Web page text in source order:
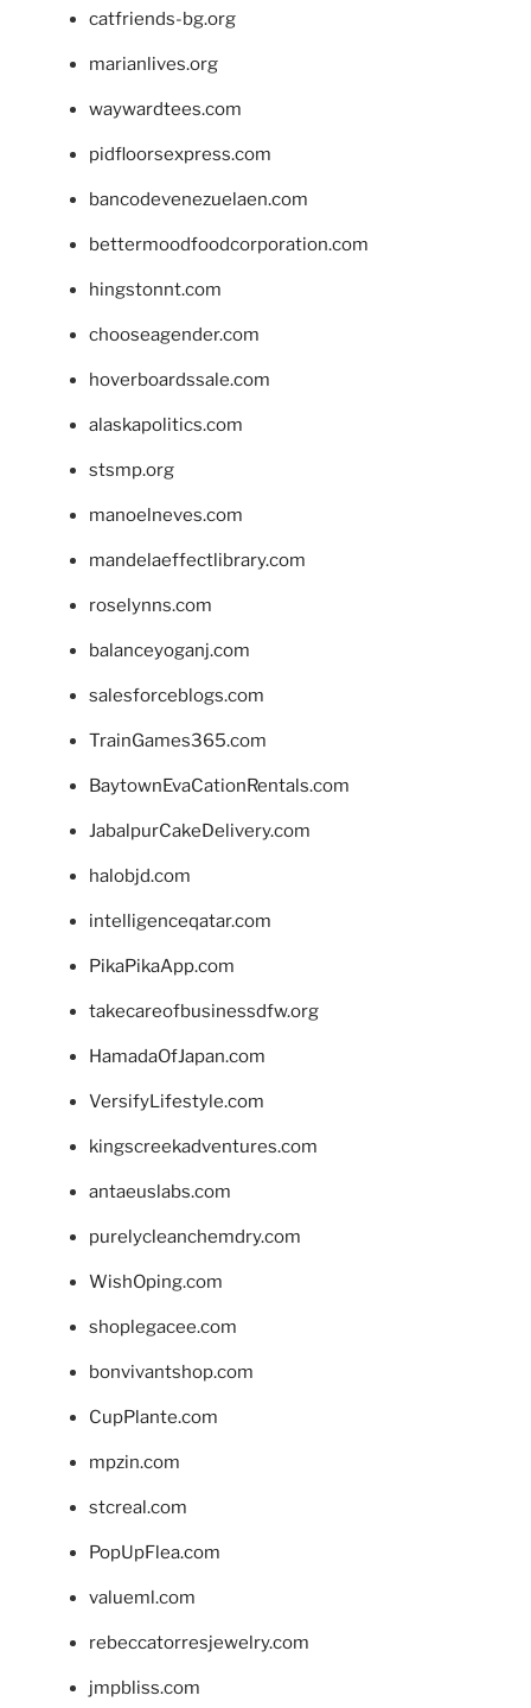
catfriends-bg.org
marianlives.org
waywardtees.com
pidfloorsexpress.com
bancodevenezuelaen.com
bettermoodfoodcorporation.com
hingstonnt.com
chooseagender.com
hoverboardssale.com
alaskapolitics.com
stsmp.org
manoelneves.com
mandelaeffectlibrary.com
roselynns.com
balanceyoganj.com
salesforceblogs.com
TrainGames365.com
BaytownEvaCationRentals.com
JabalpurCakeDelivery.com
halobjd.com
intelligenceqatar.com
PikaPikaApp.com
takecareofbusinessdfw.org
HamadaOfJapan.com
VersifyLifestyle.com
kingscreekadventures.com
antaeuslabs.com
purelycleanchemdry.com
WishOping.com
shoplegacee.com
bonvivantshop.com
CupPlante.com
mpzin.com
stcreal.com
PopUpFlea.com
valueml.com
rebeccatorresjewelry.com
jmpbliss.com